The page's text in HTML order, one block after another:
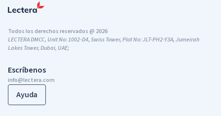
Escríbenos
info@lectera.com
Ayuda
Todos los derechos reservados @ 2026
LECTERA DMCC, Unit No: 1002-D4, Swiss Tower, Plot No: JLT-PH2-Y3A, Jumeirah
Lakes Tower, Dubai, UAE;